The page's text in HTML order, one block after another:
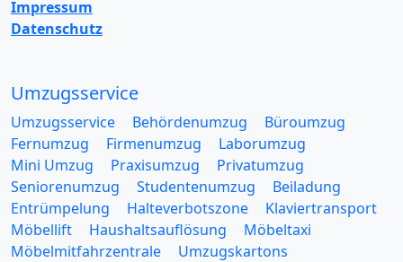
Impressum
Datenschutz
Umzugsservice
Umzugsservice Behördenumzug
Büroumzug
Fernumzug
Firmenumzug
Laborumzug
Mini Umzug
Praxisumzug
Privatumzug
Seniorenumzug
Studentenumzug
Beiladung
Entrümpelung
Halteverbotszone
Klaviertransport
Möbellift
Haushaltsauflösung
Möbeltaxi
Möbelmitfahrzentrale
Umzugskartons